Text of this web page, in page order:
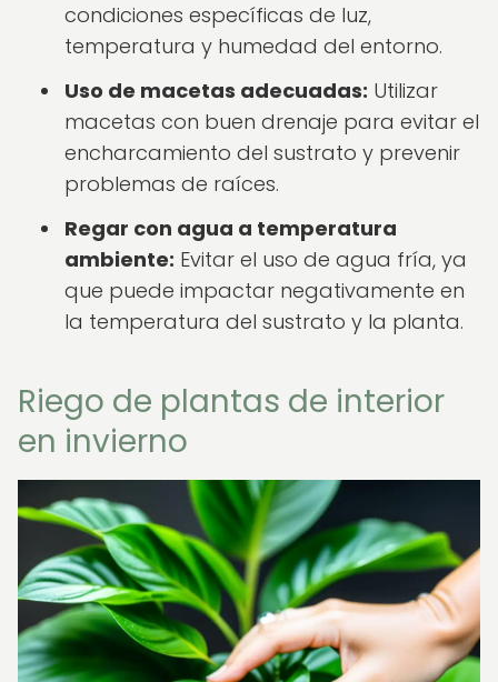
condiciones específicas de luz,
temperatura y humedad del entorno.
Uso de macetas adecuadas: Utilizar
macetas con buen drenaje para evitar el
encharcamiento del sustrato y prevenir
problemas de raíces.
Regar con agua a temperatura
ambiente: Evitar el uso de agua fría, ya
que puede impactar negativamente en
la temperatura del sustrato y la planta.
Riego de plantas de interior
en invierno